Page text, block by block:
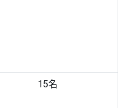
15名